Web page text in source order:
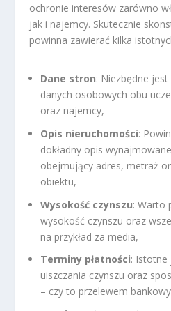
ochronie interesów zarówno
jak i najemcy. Skutecznie
powinna zawierać kilka
Dane stron: Niezbędne jest
danych osobowych obu
oraz najemcy,
Opis nieruchomości:
dokładny opis
obejmujący adres, metraż
obiektu,
Wysokość czynszu: Warto
wysokość czynszu oraz
na przykład za media,
Terminy płatności: Istotne
uiszczania czynszu oraz
– czy to przelewem